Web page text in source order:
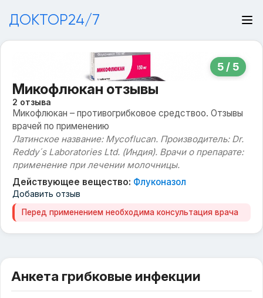
ДОКТОР24/7
5 / 5
Микофлюкан отзывы
2 отзыва
Микофлюкан – противогрибковое средствоо. Отзывы
врачей по применению
Латинское название: Mycoflucan. Производитель: Dr.
Reddy´s Laboratories Ltd. (Индия). Врачи о препарате:
применение при лечении молочницы.
Действующее вещество: Флуконазол
Добавить отзыв
Перед применением необходима консультация врача
Анкета грибковые инфекции